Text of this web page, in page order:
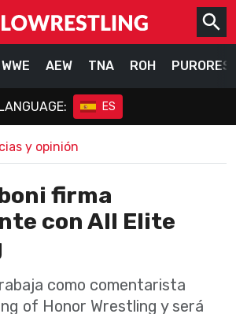
WWE AEW TNA ROH
ES
y opinión
firma
con All Elite
como comentarista
of Honor Wrestling y será